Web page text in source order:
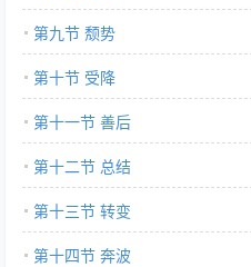
第九节 颓势
第十节 受降
第十一节 善后
第十二节 总结
第十三节 转变
第十四节 奔波